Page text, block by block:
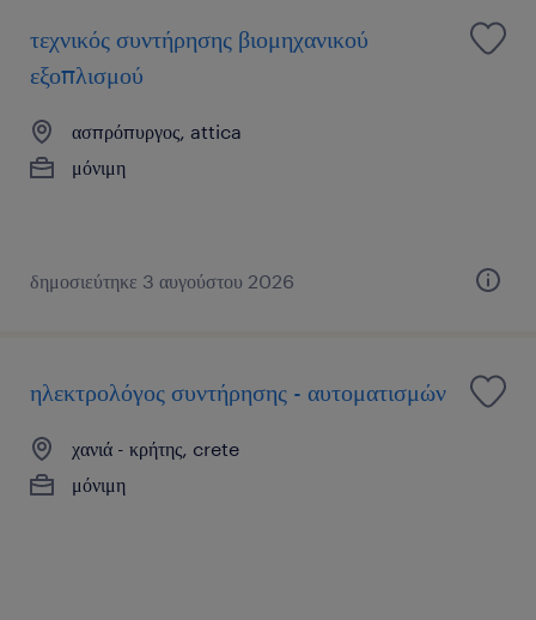
τεχνικός συντήρησης βιομηχανικού
εξοπλισμού
ασπρόπυργος, attica
μόνιμη
δημοσιεύτηκε 3 αυγούστου 2026
ηλεκτρολόγος συντήρησης - αυτοματισμών
χανιά - κρήτης, crete
μόνιμη